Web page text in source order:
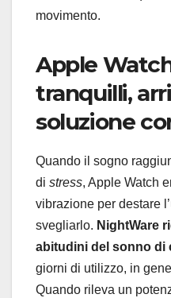
movimento.
Apple
tranquilli,
soluzione
Quando il sogno
di stress, Apple Watch
vibrazione per destare
svegliarlo. NightWare
abitudini del sonno di
giorni di utilizzo, in
Quando rileva un